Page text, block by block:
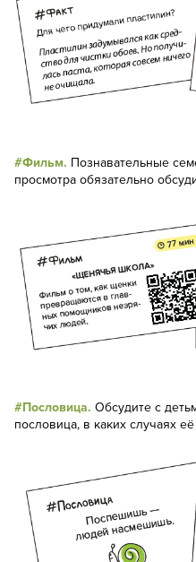
#Фильм. Познавательные
просмотра обязательно
#Пословица. Обсудите с
пословица, в каких случаях